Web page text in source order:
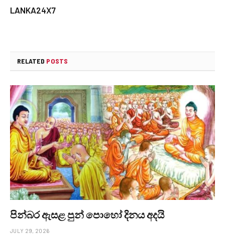
LANKA24X7
RELATED POSTS
පින්බර ඇසළ පුන් පොහෝ දිනය අදයි
JULY 29, 2026